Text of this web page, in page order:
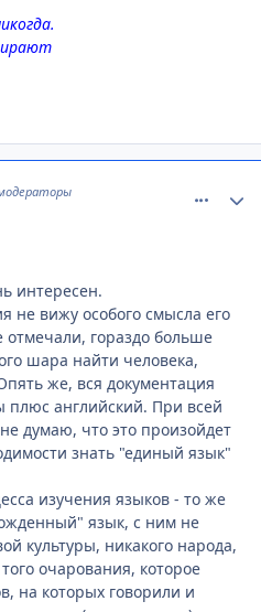
интересен.
не вижу особого смысла его
отмечали, гораздо больше
шара найти человека,
же, вся документация
плюс английский. При всей
думаю, что это произойдет
знать "единый язык"
изучения языков - то же
язык, с ним не
культуры, никакого народа,
очарования, которое
на которых говорили и